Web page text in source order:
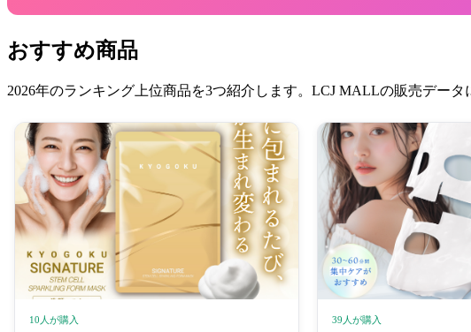
おすすめ商品
2026年のランキング上位商品を3つ紹介します。LCJ MALLの販売データ
10人が購入 39人が購入